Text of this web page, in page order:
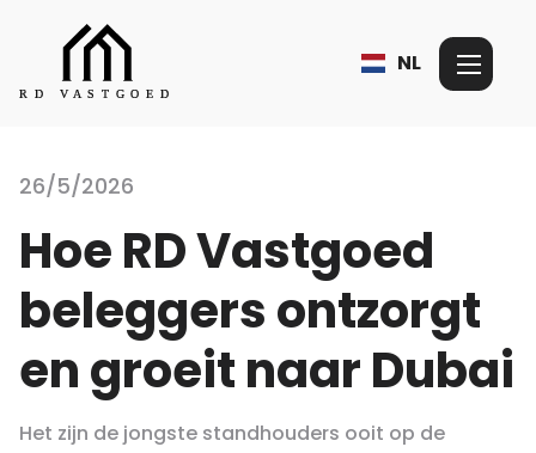
NL
26/5/2026
Hoe RD Vastgoed
beleggers ontzorgt
en groeit naar Dubai
Het zijn de jongste standhouders ooit op de